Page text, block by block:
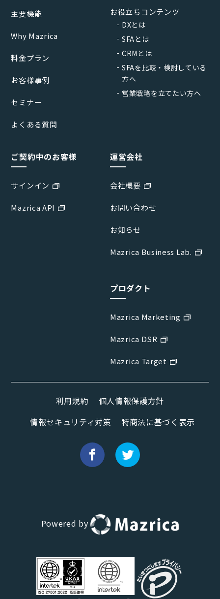
主要機能
Why Mazrica
料金プラン
お客様事例
セミナー
よくある質問
お役立ちコンテンツ
DXとは
SFAとは
CRMとは
SFAを比較・検討している
方へ
営業戦略を立てたい方へ
ご契約中のお客様
サインイン
Mazrica API
運営会社
会社概要
お問い合わせ
お知らせ
Mazrica Business Lab.
プロダクト
Mazrica Marketing
Mazrica DSR
Mazrica Target
利用規約
個人情報保護方針
情報セキュリティ対策
特商法に基づく表示
Powered by
Hana（お客さま専用AI） 新規会話
デモ予約 説明希望